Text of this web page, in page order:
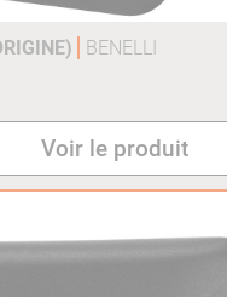
BENELLI
Voir le produit